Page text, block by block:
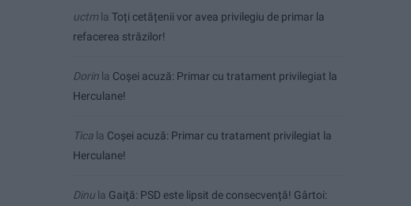
uctmla Toți cetățenii vor avea privilegiu de primar la
refacerea străzilor!
Dorin la Coșei acuză: Primar cu tratament privilegiat la
Herculane!
Tica la Coșei acuză: Primar cu tratament privilegiat la
Herculane!
Dinu la Gaiţă: PSD este lipsit de consecvență! Gârtoi: